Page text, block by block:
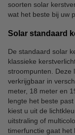
soorten solar
wat het beste bij uw
Solar standaard
De standaard solar
klassieke
stroompunten. Deze
verkrijgbaar in
meter, 18 meter en
lengte het beste
kiest u uit de
uitstraling of
timerfunctie gaat het